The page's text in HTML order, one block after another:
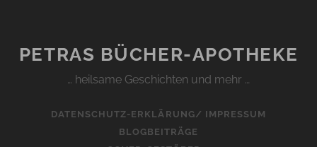
PETRAS BÜCHER-APOTHEKE
… heilsame Geschichten und mehr …
DATENSCHUTZ-ERKLÄRUNG/ IMPRESSUM
BLOGBEITRÄGE